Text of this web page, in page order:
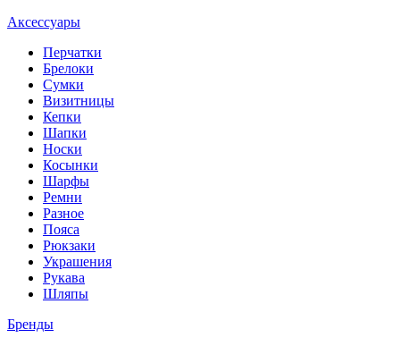
Аксессуары
Перчатки
Брелоки
Сумки
Визитницы
Кепки
Шапки
Носки
Косынки
Шарфы
Ремни
Разное
Пояса
Рюкзаки
Украшения
Рукава
Шляпы
Бренды